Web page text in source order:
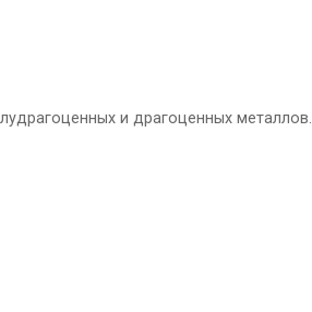
и драгоценных металлов.